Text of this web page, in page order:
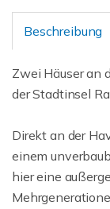
Beschreibung
Zwei Häuser an
der Stadtinsel
Direkt an der
einem
hier eine